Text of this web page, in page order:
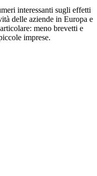
interessanti sugli effetti
delle aziende in Europa e
meno brevetti e
imprese.